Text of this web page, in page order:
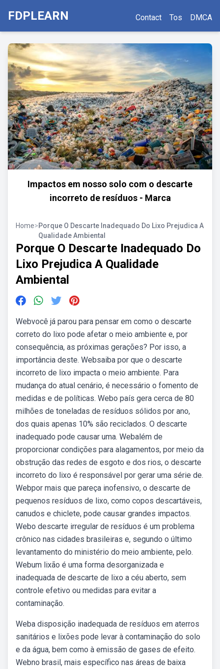
FDPLEARN Contact Tos DMCA
Impactos em nosso solo com o descarte
incorreto de resíduos - Marca
Home>Porque O Descarte Inadequado Do Lixo Prejudica A
Qualidade Ambiental
Porque O Descarte Inadequado Do
Lixo Prejudica A Qualidade
Ambiental
Webvocê já parou para pensar em como o descarte
correto do lixo pode afetar o meio ambiente e, por
consequência, as próximas gerações? Por isso, a
importância deste. Websaiba por que o descarte
incorreto de lixo impacta o meio ambiente. Para
mudança do atual cenário, é necessário o fomento de
medidas e de políticas. Webo país gera cerca de 80
milhões de toneladas de resíduos sólidos por ano,
dos quais apenas 10% são reciclados. O descarte
inadequado pode causar uma. Webalém de
proporcionar condições para alagamentos, por meio da
obstrução das redes de esgoto e dos rios, o descarte
incorreto do lixo é responsável por gerar uma série de.
Webpor mais que pareça inofensivo, o descarte de
pequenos resíduos de lixo, como copos descartáveis,
canudos e chiclete, pode causar grandes impactos.
Webo descarte irregular de resíduos é um problema
crônico nas cidades brasileiras e, segundo o último
levantamento do ministério do meio ambiente, pelo.
Webum lixão é uma forma desorganizada e
inadequada de descarte de lixo a céu aberto, sem
controle efetivo ou medidas para evitar a
contaminação.
Weba disposição inadequada de resíduos em aterros
sanitários e lixões pode levar à contaminação do solo
e da água, bem como à emissão de gases de efeito.
Webno brasil, mais específico nas áreas de baixa